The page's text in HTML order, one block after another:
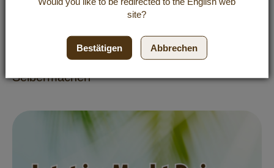
Kosmetik mit Kokosöl: Natürliche Pflege zum
Selbermachen
site?
Bestätigen Abbrechen